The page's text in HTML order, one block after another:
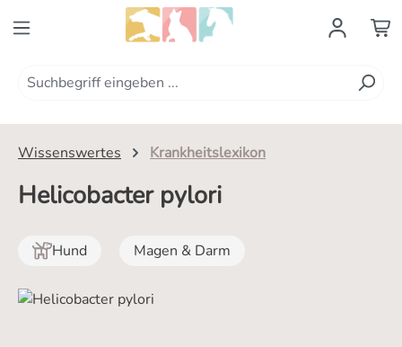
Zum Hauptinhalt springen
Wissenswertes Krankheitslexikon
Helicobacter pylori
Hund Magen & Darm